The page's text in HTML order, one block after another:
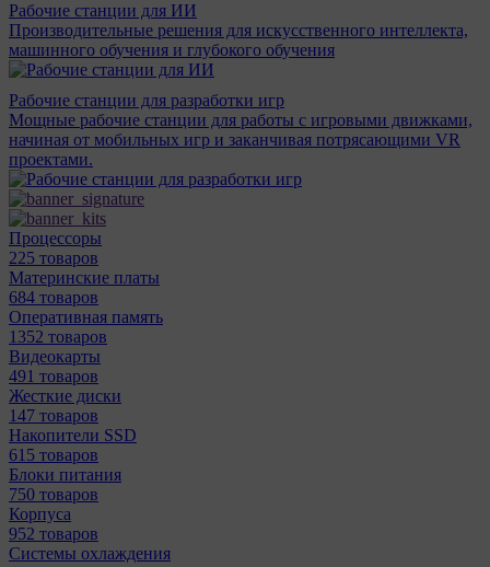
Рабочие станции для ИИ
Производительные решения для искусственного интеллекта,
машинного обучения и глубокого обучения
Рабочие станции для разработки игр
Мощные рабочие станции для работы с игровыми движками,
начиная от мобильных игр и заканчивая потрясающими VR
проектами.
Процессоры
225 товаров
Материнcкие платы
684 товаров
Оперативная память
1352 товаров
Видеокарты
491 товаров
Жесткие диски
147 товаров
Накопители SSD
615 товаров
Блоки питания
750 товаров
Корпуса
952 товаров
Системы охлаждения